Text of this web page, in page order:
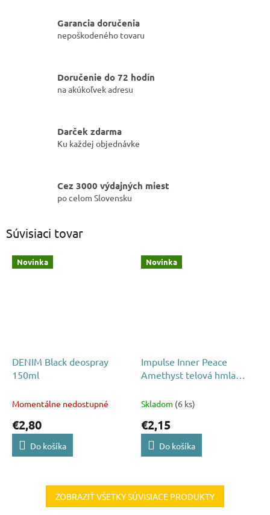
Garancia doručenia
nepoškodeného tovaru
Doručenie do 72 hodín
na akúkoľvek adresu
Darček zdarma
Ku každej objednávke
Cez 3000 výdajných miest
po celom Slovensku
Súvisiaci tovar
Novinka
DENIM Black deospray
150ml
Momentálne nedostupné
€2,80
Do košíka
Novinka
Impulse Inner Peace
Amethyst telová hmla
Skladom (6 ks)
€2,15
Do košíka
ZOBRAZIŤ VŠETKY SÚVISIACE PRODUKTY